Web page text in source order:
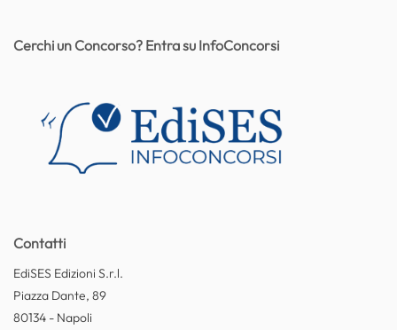
Contatti
EdiSES Edizioni S.r.l.
Piazza Dante, 89
80134 - Napoli
Cerchi un Concorso? Entra su InfoConcorsi